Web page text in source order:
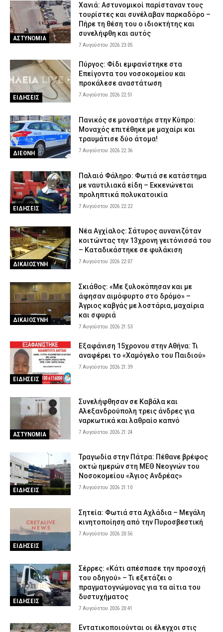
ΑΣΤΥΝΟΜΙΑ 7 Αυγούστου 2026 16:23
Πολύ υψηλός κίνδυνος πυρκαγιάς το Σάββατο – Ποιες περιοχές
τίθενται σε «Red Code»
ΑΣΤΥΝΟΜΙΑ
Χανιά: Αστυνομικοί παρίσταναν τους
τουρίστες και συνέλαβαν παρκαδόρο –
Πήρε τη θέση του ο ιδιοκτήτης και
συνελήφθη και αυτός
7 Αυγούστου 2026 23:05
ΕΙΔΗΣΕΙΣ
Πύργος: Φίδι εμφανίστηκε στα
Επείγοντα του νοσοκομείου και
προκάλεσε αναστάτωση
7 Αυγούστου 2026 22:51
ΔΙΕΘΝΗ
Πανικός σε μοναστήρι στην Κύπρο:
Μοναχός επιτέθηκε με μαχαίρι και
τραυμάτισε δύο άτομα!
7 Αυγούστου 2026 22:36
ΕΙΔΗΣΕΙΣ
Παλαιό Φάληρο: Φωτιά σε κατάστημα
με ναυτιλιακά είδη – Εκκενώνεται
προληπτικά πολυκατοικία
7 Αυγούστου 2026 22:22
ΔΙΚΑΙΟΣΥΝΗ
Νέα Αγχίαλος: Σάτυρος αυνανιζόταν
κοιτώντας την 13χρονη γειτόνισσά του
– Καταδικάστηκε σε φυλάκιση
7 Αυγούστου 2026 22:07
ΔΙΚΑΙΟΣΥΝΗ
Σκιάθος: «Με ξυλοκόπησαν και με
άφησαν αιμόφυρτο στο δρόμο» –
Άγριος καβγάς με λοστάρια, μαχαίρια
και σφυριά
7 Αυγούστου 2026 21:53
ΕΙΔΗΣΕΙΣ
Εξαφάνιση 15χρονου στην Αθήνα: Τι
αναφέρει το «Χαμόγελο του Παιδιού»
7 Αυγούστου 2026 21:39
ΑΣΤΥΝΟΜΙΑ
Συνελήφθησαν σε Καβάλα και
Αλεξανδρούπολη τρεις άνδρες για
ναρκωτικά και λαθραίο καπνό
7 Αυγούστου 2026 21:24
ΕΙΔΗΣΕΙΣ
Τραγωδία στην Πάτρα: Πέθανε βρέφος
οκτώ ημερών στη ΜΕΘ Νεογνών του
Νοσοκομείου «Άγιος Ανδρέας»
7 Αυγούστου 2026 21:10
ΕΙΔΗΣΕΙΣ
Σητεία: Φωτιά στα Αχλάδια – Μεγάλη
κινητοποίηση από την Πυροσβεστική
7 Αυγούστου 2026 20:56
ΕΙΔΗΣΕΙΣ
Σέρρες: «Κάτι απέσπασε την προσοχή
του οδηγού» – Τι εξετάζει ο
πραγματογνώμονας για τα αίτια του
δυστυχήματος
7 Αυγούστου 2026 20:41
Εντατικοποιούνται οι έλεγχοι στις